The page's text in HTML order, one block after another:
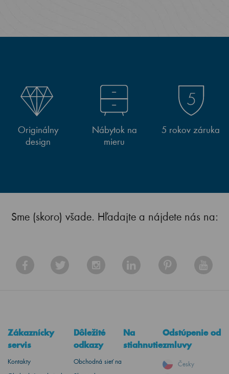
Originálny
design
Nábytok na
mieru
5 rokov záruka
Sme (skoro) všade. Hľadajte a nájdete nás na:
Zákaznícky
servis
Kontakty
Dôležité
odkazy
Obchodná sieť na
Na
stiahnutie
Odstúpenie od
zmluvy
Česky